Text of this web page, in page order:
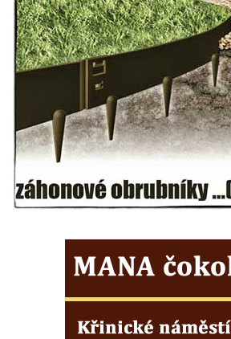
Budějovicích
Socha svatého Vincence Ferrerského na
nádvoří kláštera dominikánů v Českých
Budějovicích
Socha svatého Zachariáše na nádvoří
kláštera dominikánů v Českých
Budějovicích
Socha svatého Josefa na nádvoří kláštera
dominikánů v Českých Budějovicích
Socha svaté Anny na nádvoří kláštera
Socha svatého Dominika na nádvoří
kláštera dominikánů v Českých
Budějovicích
Sousoší Kalvárie před klášterem